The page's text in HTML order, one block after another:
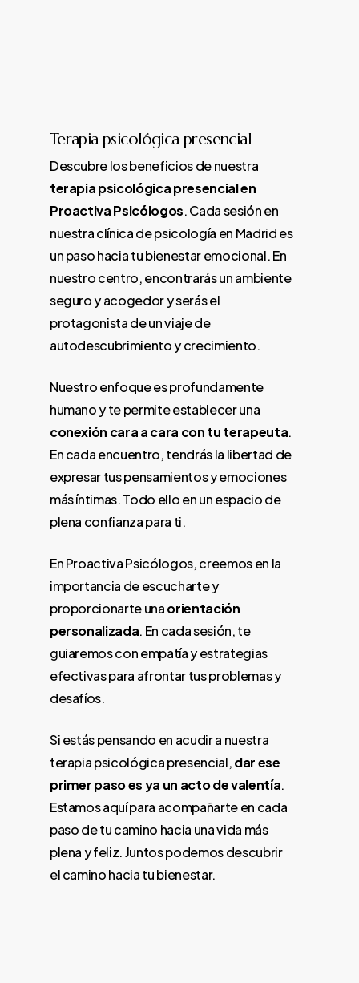
Terapia psicológica presencial
Descubre los beneficios de nuestra
terapia psicológica presencial en
Proactiva Psicólogos. Cada sesión en
nuestra clínica de psicología en Madrid es
un paso hacia tu bienestar emocional. En
nuestro centro, encontrarás un ambiente
seguro y acogedor y serás el
protagonista de un viaje de
autodescubrimiento y crecimiento.
Nuestro enfoque es profundamente
humano y te permite establecer una
conexión cara a cara con tu terapeuta.
En cada encuentro, tendrás la libertad de
expresar tus pensamientos y emociones
más íntimas. Todo ello en un espacio de
plena confianza para ti.
En Proactiva Psicólogos, creemos en la
importancia de escucharte y
proporcionarte unaorientación
personalizada. En cada sesión, te
guiaremos con empatía y estrategias
efectivas para afrontar tus problemas y
desafíos.
Si estás pensando en acudir a nuestra
terapia psicológica presencial,dar ese
primer paso es ya un acto de valentía.
Estamos aquí para acompañarte en cada
paso de tu camino hacia una vida más
plena y feliz. Juntos podemos descubrir
el camino hacia tu bienestar.